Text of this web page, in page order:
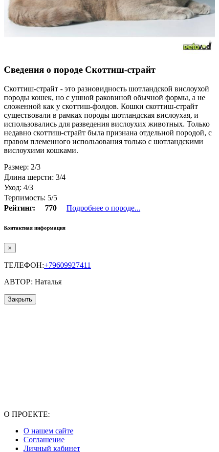
Сведения о породе Скоттиш-страйт
Скоттиш-страйт - это разновидность шотландской вислоухой
породы кошек, но с ушной раковиной обычной формы, а не
сложенной как у скоттиш-фолдов. Кошки скоттиш-страйт
существовали в рамках породы шотландская вислоухая, и
использовались для разведения вислоухих животных. Только
недавно скоттиш-страйт была признана отдельной породой, с
правом племенного использования только с шотландскими
вислоухими кошками.
Размер: 2/3
Длина шерсти: 3/4
Уход: 4/3
Терпимость: 5/5
Рейтинг:
770 Подробнее о породе...
Контактная информация
×
ТЕЛЕФОН:+79609927411
АВТОР: Наталья
Закрыть
О ПРОЕКТЕ:
О нашем сайте
Соглашение
Личный кабинет